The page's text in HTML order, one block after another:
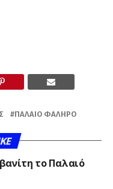
ΠΑΛΑΙΌ ΦΆΛΗΡΟ
το Παλαιό